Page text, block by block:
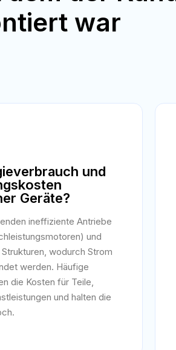
war
und
Geräte?
ineffiziente Antriebe
und
wodurch Strom
werden. Häufige
die Kosten für Teile,
und halten die